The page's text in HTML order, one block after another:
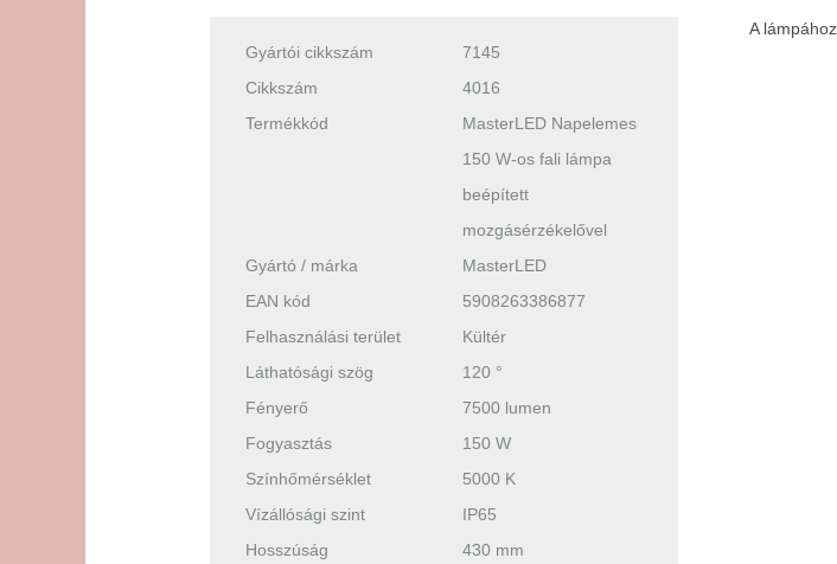
Gyártói cikkszám
7145
Cikkszám
4016
Termékkód
MasterLED Napelemes
150 W-os fali lámpa
beépített
mozgásérzékelővel
Gyártó / márka
MasterLED
EAN kód
5908263386877
Felhasználási terület
Kültér
Láthatósági szög
120 °
Fényerő
7500 lumen
Fogyasztás
150 W
Színhőmérséklet
5000 K
Vízállósági szint
IP65
Hosszúság
430 mm
A